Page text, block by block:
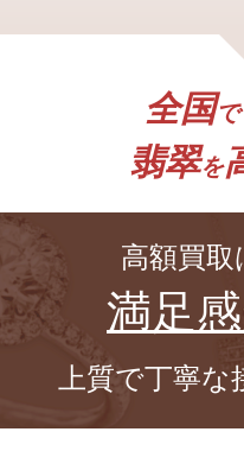
全国で
翡翠を
高額買取
満足感
上質で丁寧な